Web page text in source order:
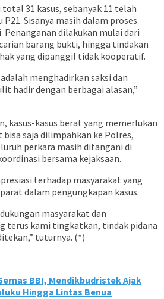
31 kasus, sebanyak 11 telah
Sisanya masih dalam proses
dilakukan mulai dari
barang bukti, hingga tindakan
yang dipanggil tidak kooperatif.
menghadirkan saksi dan
hadir dengan berbagai alasan,”
kasus-kasus berat yang memerlukan
saja dilimpahkan ke Polres,
perkara masih ditangani di
bersama kejaksaan.
terhadap masyarakat yang
dalam pengungkapan kasus.
masyarakat dan
terus kami tingkatkan, tindak pidana
tuturnya. (*)
BBI, Mendikbudristek Ajak
Hingga Lintas Benua